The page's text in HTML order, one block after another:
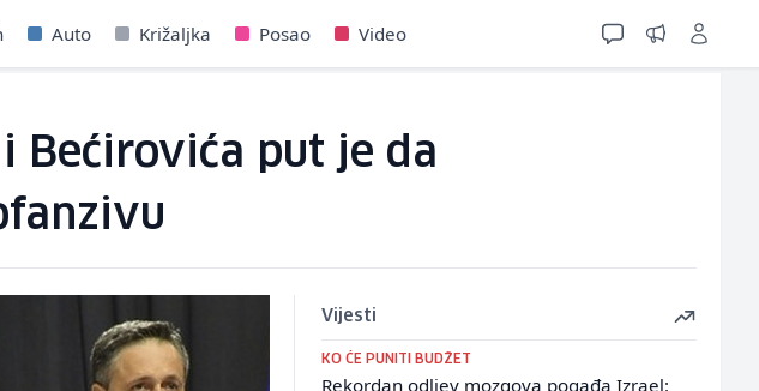
Auto Križaljka Posao Video
Bećirovića put je da
Vijesti
KO ĆE PUNITI BUDŽET
Rekordan odljev mozgova pogađa Izrael: